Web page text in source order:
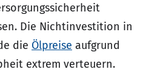
Die Nichtinvestition in
die Ölpreise aufgrund
extrem verteuern.